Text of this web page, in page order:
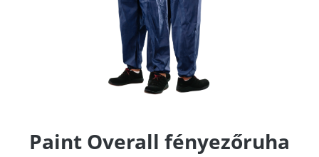
Paint Overall fényezőruha